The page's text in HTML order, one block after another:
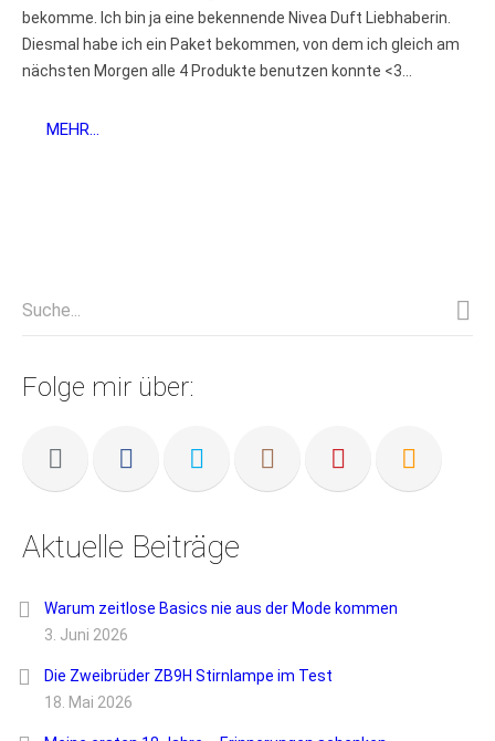
bekomme. Ich bin ja eine bekennende Nivea Duft Liebhaberin.
Diesmal habe ich ein Paket bekommen, von dem ich gleich am
nächsten Morgen alle 4 Produkte benutzen konnte <3...
MEHR...
Folge mir über:
Aktuelle Beiträge
Warum zeitlose Basics nie aus der Mode kommen
3. Juni 2026
Die Zweibrüder ZB9H Stirnlampe im Test
18. Mai 2026